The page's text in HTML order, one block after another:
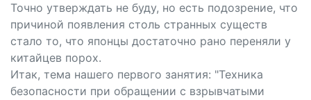
Точно утверждать не буду, но есть подозрение, что
причиной появления столь странных существ
стало то, что японцы достаточно рано переняли у
китайцев порох.
Итак, тема нашего первого занятия: "Техника
безопасности при обращении с взрывчатыми